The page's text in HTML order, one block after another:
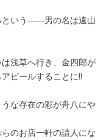
という――男の名は遠山
浅草へ行き、金四郎が
ピールすることに!!
な存在の彩が舟八にや
のお店一軒の請人にな